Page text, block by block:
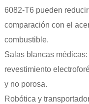
6082-T6 pueden
comparación con el
combustible.
Salas blancas
revestimiento
y no porosa.
Robótica y